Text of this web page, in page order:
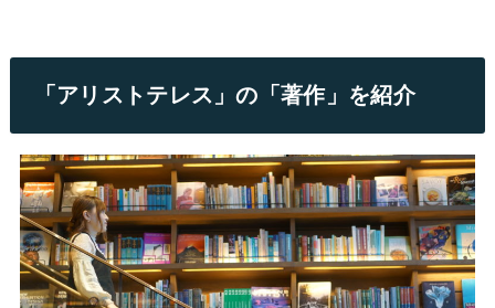
「アリストテレス」の「著作」を紹介